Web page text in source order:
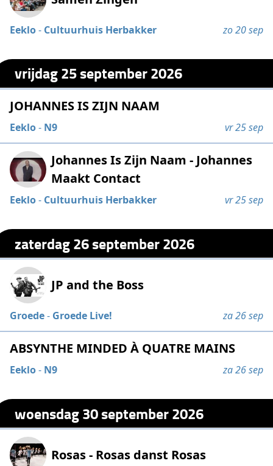
Eeklo- Cultuurhuis Herbakker zo 20 sep
vrijdag 25 september 2026
JOHANNES IS ZIJN NAAM
Eeklo- N9 vr 25 sep
Johannes Is Zijn Naam - Johannes
Maakt Contact
Eeklo- Cultuurhuis Herbakker vr 25 sep
zaterdag 26 september 2026
JP and the Boss
Groede- Groede Live! za 26 sep
ABSYNTHE MINDED À QUATRE MAINS
Eeklo- N9 za 26 sep
woensdag 30 september 2026
Rosas - Rosas danst Rosas